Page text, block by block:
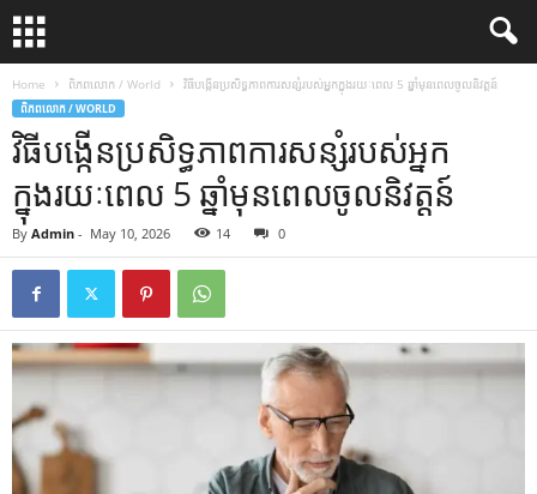
Home ពិភពលោក / World វិធីបង្កើនប្រសិទ្ធភាពការសន្សំរបស់អ្នកក្នុងរយៈពេល 5 ឆ្នាំមុនពេលចូលនិវត្តន៍
ពិភពលោក / WORLD
វិធីបង្កើនប្រសិទ្ធភាពការសន្សំរបស់អ្នក
ក្នុងរយៈពេល 5 ឆ្នាំមុនពេលចូលនិវត្តន៍
By Admin - May 10, 2026 14 0